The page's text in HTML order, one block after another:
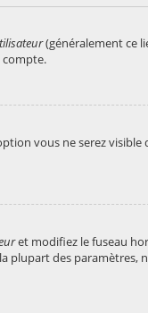
(généralement ce
compte.
vous ne serez visible
et modifiez le fuseau
des paramètres,